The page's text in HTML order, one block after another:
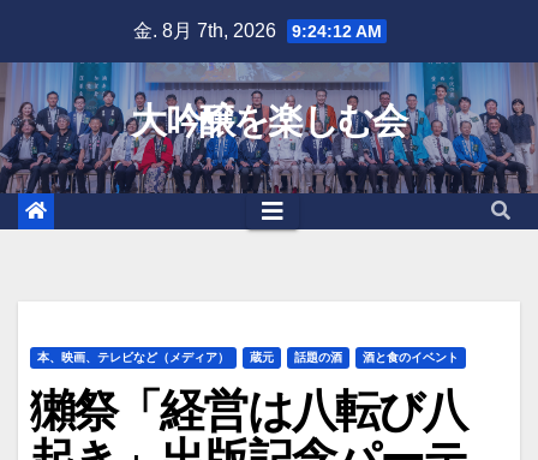
content
金. 8月 7th, 2026 9:24:13 AM
大吟醸を楽しむ会
本、映画、テレビなど（メディア） 蔵元 話題の酒 酒と食のイベント
獺祭「経営は八転び八